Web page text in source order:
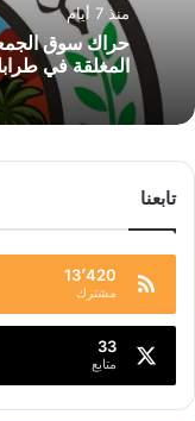
منذ 7 أيام
حراك سوق
المغلقة في
تابعنا
13٬420
مشترك
33
متابع